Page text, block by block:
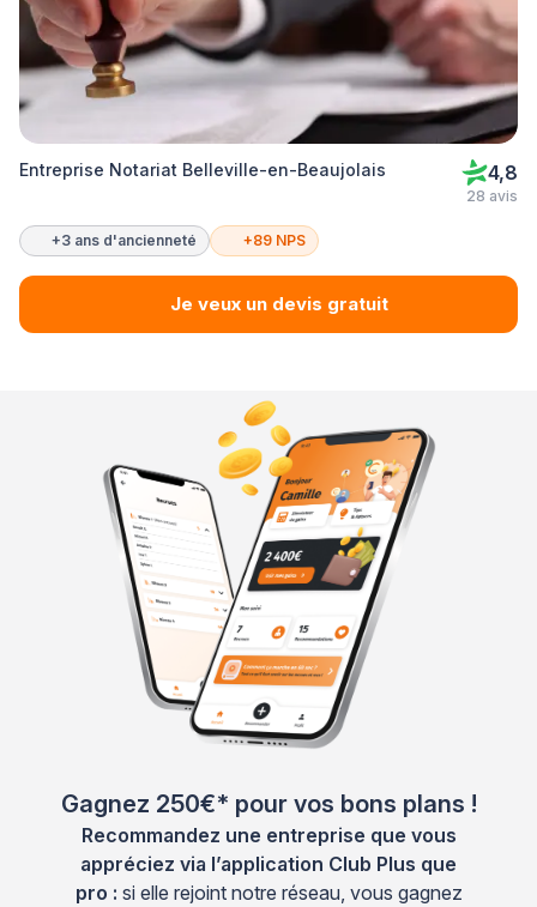
Entreprise Notariat Belleville-en-Beaujolais 4,8
28 avis
+3 ans d'ancienneté +89 NPS
Je veux un devis gratuit
Gagnez 250€* pour vos bons plans !
Recommandez une entreprise que vous
appréciez via l’application Club Plus que
pro : si elle rejoint notre réseau, vous gagnez